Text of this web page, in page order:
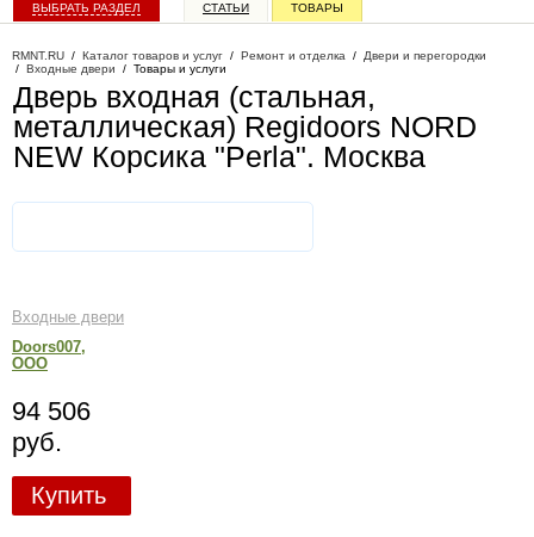
ВЫБРАТЬ РАЗДЕЛ СТАТЬИ ТОВАРЫ
RMNT.RU / Каталог товаров и услуг / Ремонт и отделка / Двери и перегородки
/ Входные двери / Товары и услуги
Дверь входная (стальная,
металлическая) Regidoors NORD
NEW Корсика "Perla". Москва
Входные двери
Doors007,
ООО
94 506
руб.
Купить